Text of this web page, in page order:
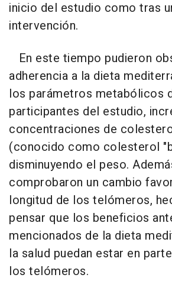
inicio del estudio como tras
intervención.
En este tiempo pudieron
adherencia a la dieta
los parámetros metabólicos
participantes del estudio,
concentraciones de
(conocido como colesterol
disminuyendo el peso.
comprobaron un cambio
longitud de los telómeros,
pensar que los beneficios
mencionados de la dieta
la salud puedan estar en
los telómeros.